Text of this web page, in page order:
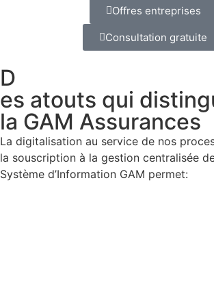
Offres entreprises
Consultation gratuite
D
es atouts qui
la GAM Assurances
La digitalisation au service de nos
la souscription à la gestion centralisée
Système d’Information GAM permet: